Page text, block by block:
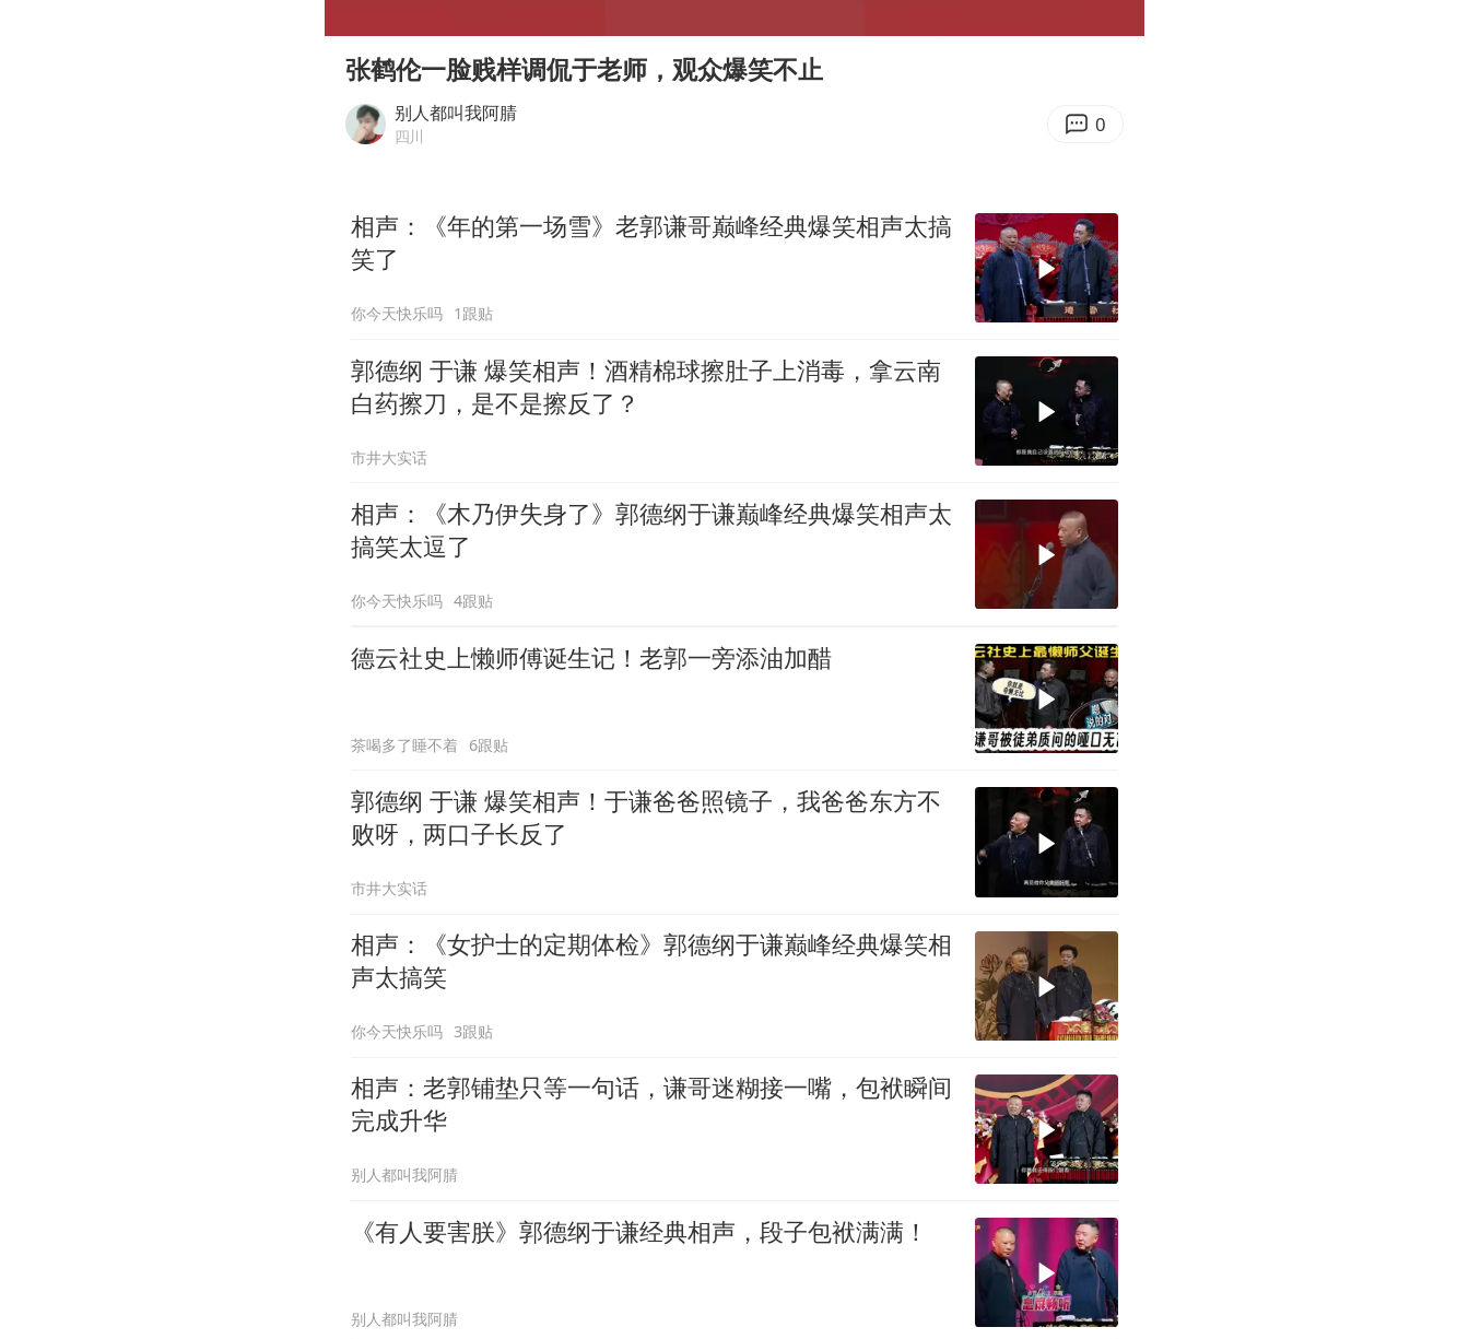
上海地铁4条线路全线停运
5万小车卖不动 微型代步车集体遇冷
周星驰妈妈现身香港首映礼
大疆错失宇树
张鹤伦一脸贱样调侃于老师，观众爆笑不止
别人都叫我阿腈
四川 0
相声：《年的第一场雪》老郭谦哥巅峰经典爆笑相声太搞
笑了
你今天快乐吗 1跟贴
郭德纲 于谦 爆笑相声！酒精棉球擦肚子上消毒，拿云南
白药擦刀，是不是擦反了？
市井大实话
相声：《木乃伊失身了》郭德纲于谦巅峰经典爆笑相声太
搞笑太逗了
你今天快乐吗 4跟贴
德云社史上懒师傅诞生记！老郭一旁添油加醋
茶喝多了睡不着 6跟贴
郭德纲 于谦 爆笑相声！于谦爸爸照镜子，我爸爸东方不
败呀，两口子长反了
市井大实话
相声：《女护士的定期体检》郭德纲于谦巅峰经典爆笑相
声太搞笑
你今天快乐吗 3跟贴
相声：老郭铺垫只等一句话，谦哥迷糊接一嘴，包袱瞬间
完成升华
别人都叫我阿腈
《有人要害朕》郭德纲于谦经典相声，段子包袱满满！
别人都叫我阿腈